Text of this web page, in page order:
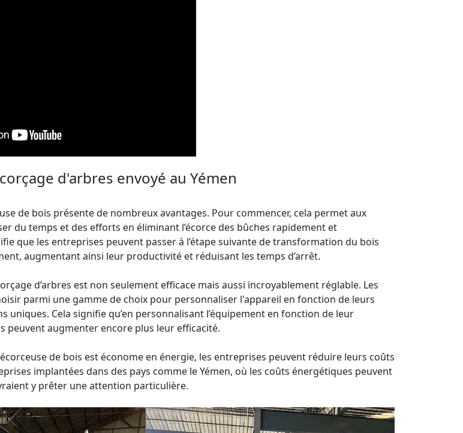
d'arbres envoyé au Yémen
de bois présente de nombreux avantages. Pour commencer, cela permet aux
du temps et des efforts en éliminant l’écorce des bûches rapidement et
que les entreprises peuvent passer à l’étape suivante de transformation du bois
augmentant ainsi leur productivité et réduisant les temps d’arrêt.
d’arbres est non seulement efficace mais aussi incroyablement réglable. Les
parmi une gamme de choix pour personnaliser l'appareil en fonction de leurs
uniques. Cela signifie qu’en personnalisant l’équipement en fonction de leur
peuvent augmenter encore plus leur efficacité.
de bois est économe en énergie, les entreprises peuvent réduire leurs coûts
implantées dans des pays comme le Yémen, où les coûts énergétiques peuvent
y prêter une attention particulière.